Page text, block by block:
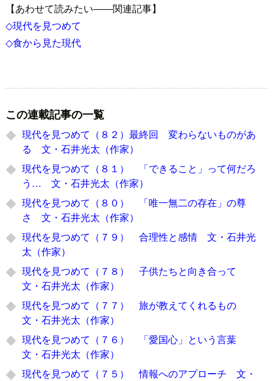
【あわせて読みたい――関連記事】
◇現代を見つめて
◇食から見た現代
この連載記事の一覧
現代を見つめて（８２）最終回 変わらないものがあ
る 文・石井光太（作家）
現代を見つめて（８１） 「できること」って何だろ
う… 文・石井光太（作家）
現代を見つめて（８０） 「唯一無二の存在」の尊
さ 文・石井光太（作家）
現代を見つめて（７９） 合理性と感情 文・石井光
太（作家）
現代を見つめて（７８） 子供たちと向き合って
文・石井光太（作家）
現代を見つめて（７７） 旅が教えてくれるもの
文・石井光太（作家）
現代を見つめて（７６） 「愛国心」という言葉
文・石井光太（作家）
現代を見つめて（７５） 情報へのアプローチ 文・